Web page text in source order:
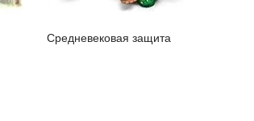
Средневековая защита